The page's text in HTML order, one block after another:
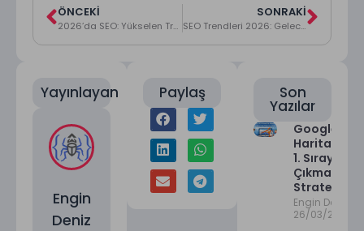
ÖNCEKI
2026’da SEO: Yükselen Trendler ve Etkili Stratejiler
SONRAKI
SEO Trendleri 2026: Geleceğin Dijital Pazarlama Stratejileri
Yayınlayan
Engin
Deniz
Paylaş Son
Yazılar
Google
1. Sıraya
Çıkma
Stratejileri
Engin Deniz
26/03/2026